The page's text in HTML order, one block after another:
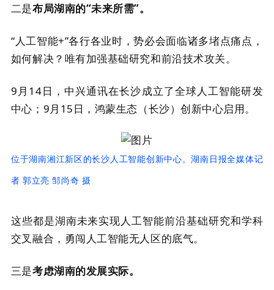
二是布局湖南的“未来所需”。
“人工智能+”各行各业时，势必会面临诸多堵点痛点，
如何解决？唯有加强基础研究和前沿技术攻关。
9月14日，中兴通讯在长沙成立了全球人工智能研发
中心；9月15日，鸿蒙生态（长沙）创新中心启用。
位于湖南湘江新区的长沙人工智能创新中心。湖南日报全媒体记
者 郭立亮 邹尚奇 摄
这些都是湖南未来实现人工智能前沿基础研究和学科
交叉融合，勇闯人工智能无人区的底气。
三是考虑湖南的发展实际。